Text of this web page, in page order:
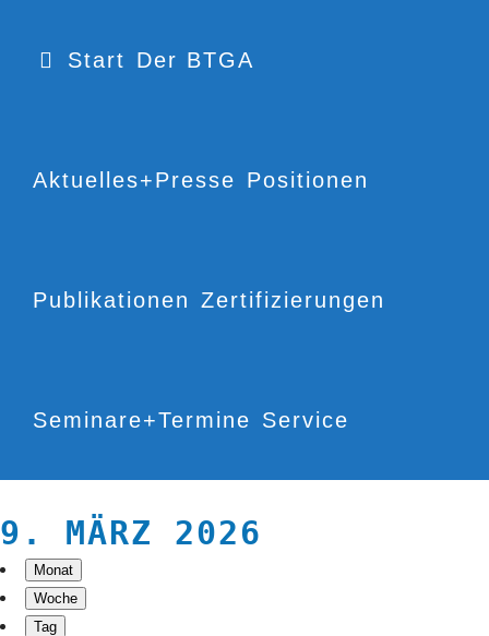
Start Der BTGA
Aktuelles+Presse Positionen
Publikationen Zertifizierungen
Seminare+Termine Service
9. MÄRZ 2026
Monat
Woche
Tag